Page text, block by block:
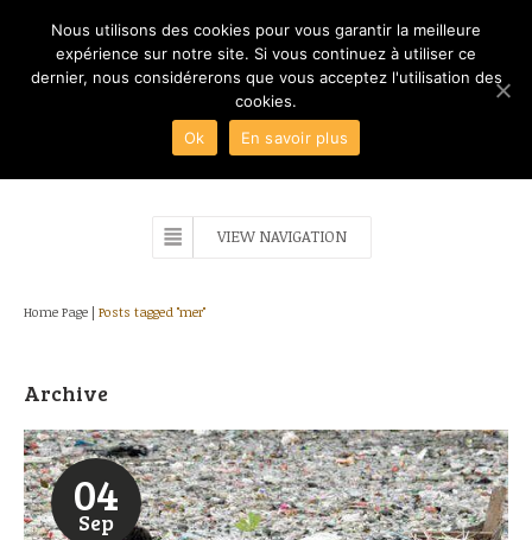
VIEW NAVIGATION
Home Page | Posts tagged "mer"
Archive
04
Sep
Nous utilisons des cookies pour vous garantir la meilleure
expérience sur notre site. Si vous continuez à utiliser ce
dernier, nous considérerons que vous acceptez l'utilisation des
cookies.
Ok
En savoir plus